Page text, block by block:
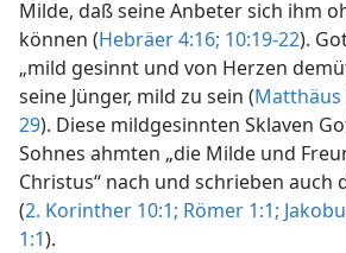
Milde, daß seine Anbeter sich ihm
können (Hebräer 4:16; 10:19-22).
„mild gesinnt und von Herzen
seine Jünger, mild zu sein (Matthäus
29). Diese mildgesinnten Sklaven
Sohnes ahmten „die Milde und
Christus“ nach und schrieben auch
(2. Korinther 10:1; Römer 1:1;
1:1).